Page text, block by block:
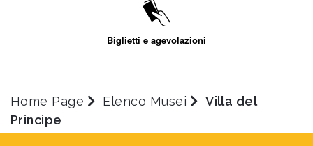
Biglietti e agevolazioni
Home Page Elenco Musei
Villa del
Principe